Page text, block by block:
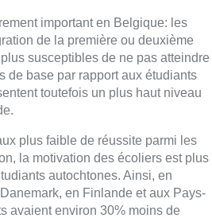
important en Belgique: les
de la première ou deuxième
susceptibles de ne pas atteindre
de base par rapport aux étudiants
toutefois un plus haut niveau
plus faible de réussite parmi les
la motivation des écoliers est plus
autochtones. Ainsi, en
en Finlande et aux Pays-
avaient environ 30% moins de